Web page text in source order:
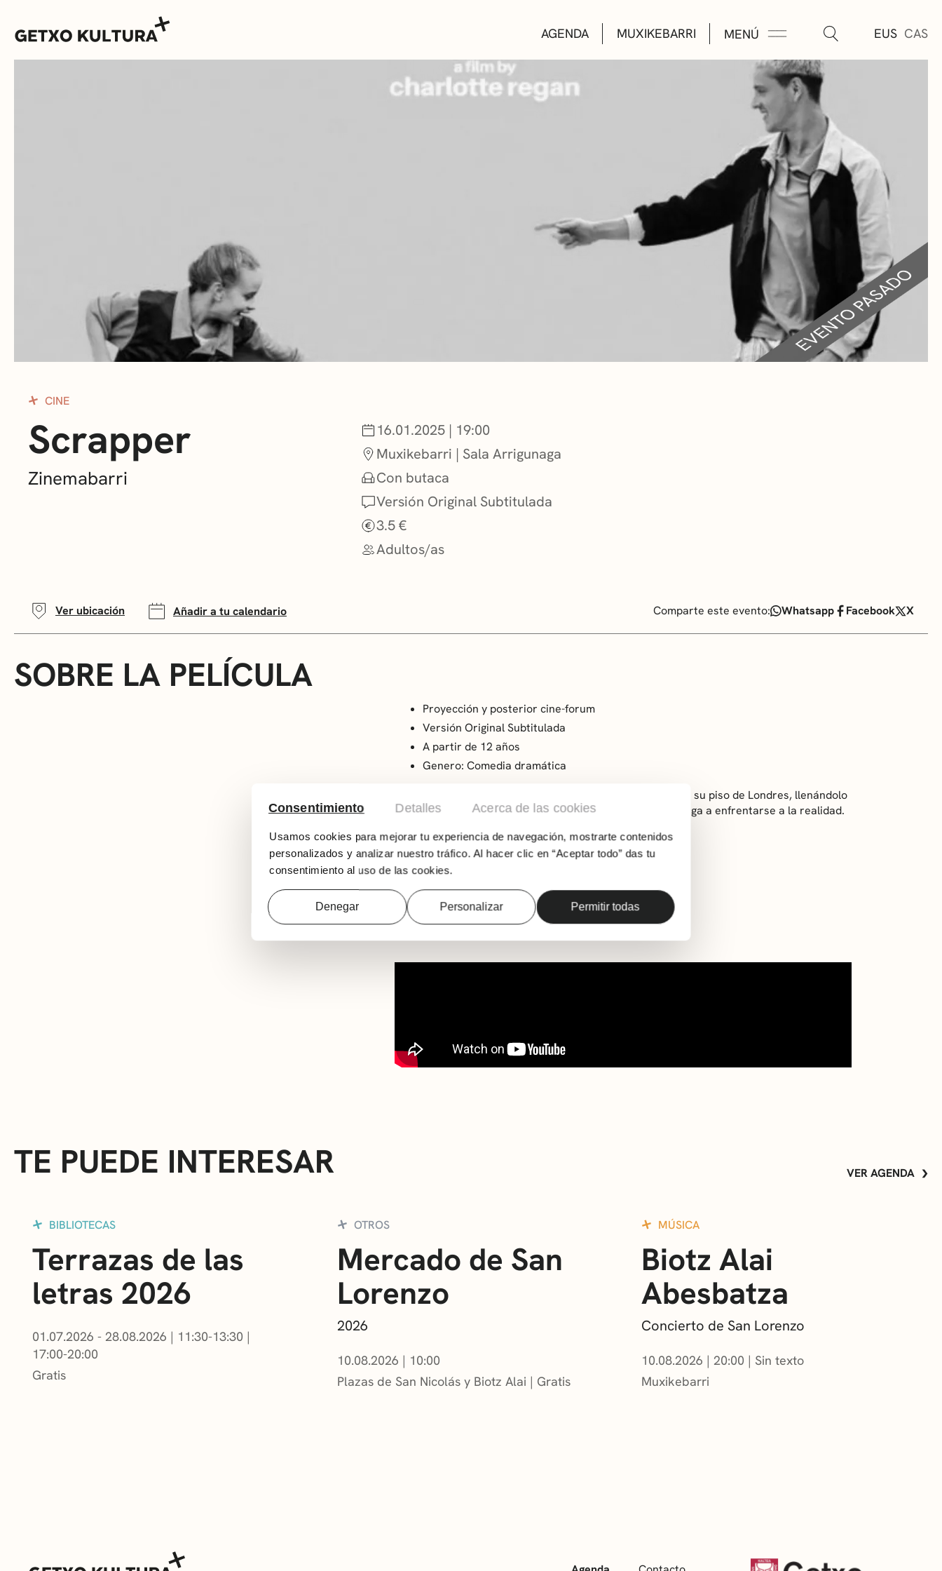
Consentimiento Detalles Acerca de las cookies
Usamos cookies para mejorar tu experiencia de navegación, mostrarte contenidos
personalizados y analizar nuestro tráfico. Al hacer clic en “Aceptar todo” das tu
consentimiento al uso de las cookies.
Denegar Personalizar Permitir todas
AGENDA MUXIKEBARRI MENÚ EUS CAS
CONTACTO
ENTRADAS
BIBLIOTECAS
ESCUELA DE MÚSICA
NOTICIAS
ASOCIACIONES CULTURALES
CINE
Scrapper
Zinemabarri
16.01.2025 | 19:00
Muxikebarri | Sala Arrigunaga
Con butaca
Versión Original Subtitulada
3.5 €
Adultos/as
Ver ubicación Añadir a tu calendario Comparte este evento: Whatsapp Facebook X
SOBRE LA PELÍCULA
Proyección y posterior cine-forum
Versión Original Subtitulada
A partir de 12 años
Genero: Comedia dramática
Georgie, una niña soñadora de 12 años, vive sola y feliz en su piso de Londres, llenándolo
de magia. De repente, aparece su padre separado y la obliga a enfrentarse a la realidad.
Año: 2023
País: Reino Unido
Duración: 82 min
Dirección: Charlotte Reagan
TE PUEDE INTERESAR VER AGENDA
BIBLIOTECAS
Terrazas de las
letras 2026
01.07.2026 - 28.08.2026 | 11:30-13:30 |
17:00-20:00
Gratis
OTROS
Mercado de San
Lorenzo
2026
10.08.2026 | 10:00
Plazas de San Nicolás y Biotz Alai
Gratis
MÚSICA
Biotz Alai
Abesbatza
Concierto de San Lorenzo
10.08.2026 | 20:00
Sin texto
Muxikebarri